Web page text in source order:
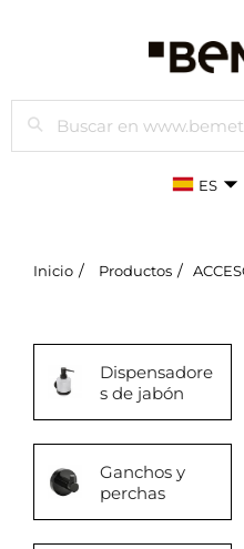
Buscar
ES
Inicio Productos
Dispensadore
s de jabón
Ganchos y
perchas